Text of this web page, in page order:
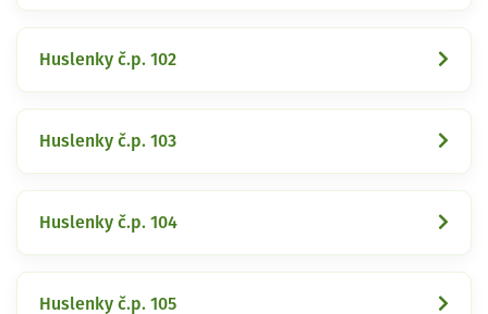
Huslenky č.p. 102
Huslenky č.p. 103
Huslenky č.p. 104
Huslenky č.p. 105